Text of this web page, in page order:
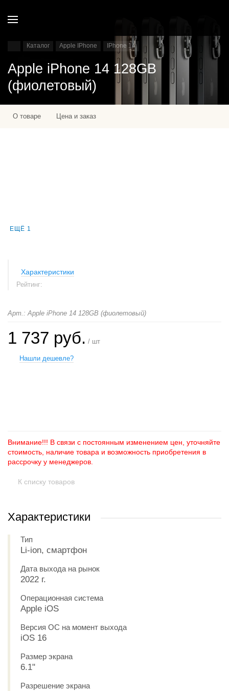
Каталог Apple IPhone IPhone 14
Apple iPhone 14 128GB
(фиолетовый)
О товаре Цена и заказ
ЕЩЁ 1
Характеристики
Рейтинг:
Арт.: Apple iPhone 14 128GB (фиолетовый)
1 737 руб. / шт
Нашли дешевле?
Внимание!!! В связи с постоянным изменением цен, уточняйте
стоимость, наличие товара и возможность приобретения в
рассрочку у менеджеров.
К списку товаров
Характеристики
Тип
Li-ion, смартфон
Дата выхода на рынок
2022 г.
Операционная система
Apple iOS
Версия ОС на момент выхода
iOS 16
Размер экрана
6.1"
Разрешение экрана